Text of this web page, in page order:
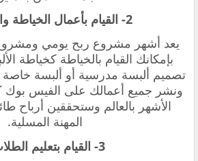
2- القيام بأعمال الخياطة والتطريز :
يعد أشهر مشروع ربح يومي
بإمكانك القيام بالخياطة كخياطة
تصميم ألبسة مدرسية أو ألبسة خاصة
ونشر جميع أعمالك على الفيس بوك
الأشهر بالعالم وستحققين أرباح
المهنة المسلية.
3- القيام بتعليم الطلاب :